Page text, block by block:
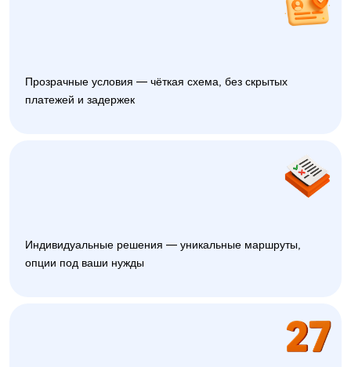
Прозрачные условия — чёткая схема, без скрытых
платежей и задержек
Индивидуальные решения — уникальные маршруты,
опции под ваши нужды